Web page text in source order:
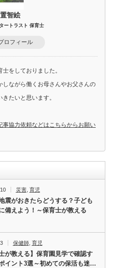
智絵
ートラスト 保育士
ロフィール
をしておりました。
ながら働くお母さんやお父さんの
たいと思います。
事協力依頼などはこちらからお願い
災害, 育児
震がおきたらどうする？子ども
備えよう！～保育士が教える
保健師, 育児
が教える】保育園見学で確認す
イント3選～初めての保活も迷…